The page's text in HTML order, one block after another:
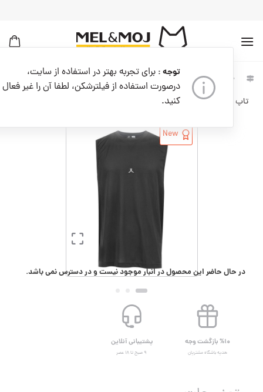
توجه : برای تجربه بهتر در استفاده از سایت،
درصورت استفاده از فیلترشکن، لطفا آن را غیر فعال
کنید.
بروید
خانه مردانه لباس
مردانه
تاپ و تیشرت ورزشی
مردانه
تاپ ورزشی مردانه کدM08910-001
New
در حال حاضر این محصول در انبار موجود نیست و در دسترس نمی باشد.
%۱۰ بازگشت وجه
هدیه باشگاه مشتریان
پشتیبانی آنلاین
۹ صبح تا ۱۸ عصر